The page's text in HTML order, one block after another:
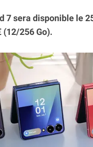
7 sera disponible le
(12/256 Go).